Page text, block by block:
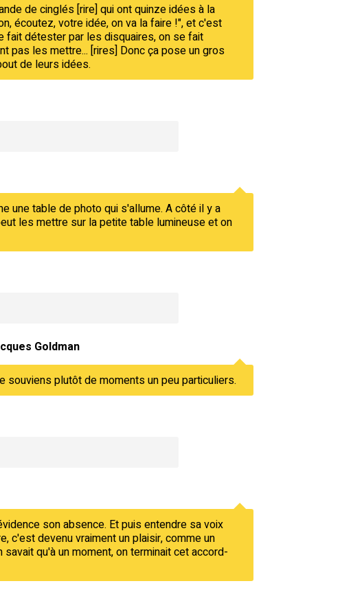
de cinglés [rire] qui ont quinze idées à la
écoutez, votre idée, on va la faire !", et c'est
fait détester par les disquaires, on se fait
les mettre... [rires] Donc ça pose un gros
de leurs idées.
une table de photo qui s'allume. A côté il y a
les mettre sur la petite table lumineuse et on
Goldman
souviens plutôt de moments un peu particuliers.
son absence. Et puis entendre sa voix
c'est devenu vraiment un plaisir, comme un
qu'à un moment, on terminait cet accord-